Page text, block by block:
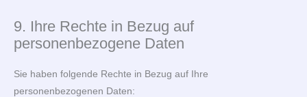
9. Ihre Rechte in Bezug auf
personenbezogene Daten
Sie haben folgende Rechte in Bezug auf Ihre
personenbezogenen Daten: